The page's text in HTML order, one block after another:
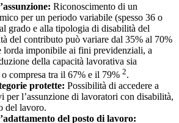
Riconoscimento di un
per un periodo variabile (spesso 36 o
grado e alla tipologia di disabilità del
del contributo può variare dal 35% al 70%
lorda imponibile ai fini previdenziali, a
della capacità lavorativa sia
compresa tra il 67% e il 79% 2.
protette: Possibilità di accedere a
per l’assunzione di lavoratori con disabilità,
del lavoro.
del posto di lavoro: